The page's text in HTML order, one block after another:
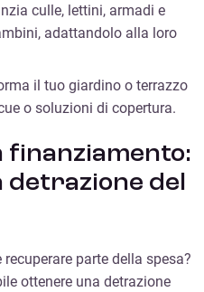
culle, lettini, armadi e
adattandolo alla loro
il tuo giardino o terrazzo
o soluzioni di copertura.
finanziamento:
detrazione del
parte della spesa?
ottenere una detrazione